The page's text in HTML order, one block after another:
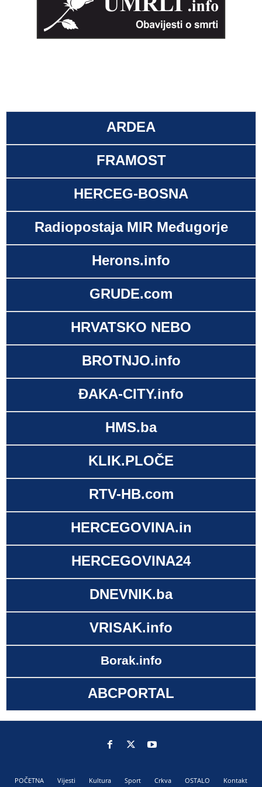
ARDEA
FRAMOST
HERCEG-BOSNA
Radiopostaja MIR Međugorje
Herons.info
GRUDE.com
HRVATSKO NEBO
BROTNJO.info
ĐAKA-CITY.info
HMS.ba
KLIK.PLOČE
RTV-HB.com
HERCEGOVINA.in
HERCEGOVINA24
DNEVNIK.ba
VRISAK.info
Borak.info
ABCPORTAL
POČETNA Vijesti Kultura Sport Crkva OSTALO Kontakt